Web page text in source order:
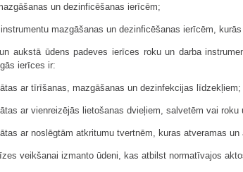
un dezinficēšanas ierīcēm;
mazgāšanas un dezinficēšanas ierīcēm,
aukstā ūdens padeves ierīces roku un darba
ierīces ir:
ar tīrīšanas, mazgāšanas un dezinfekcijas līdzekļiem;
ar vienreizējās lietošanas dvieļiem, salvetēm vai
ar noslēgtām atkritumu tvertnēm, kuras atveramas
veikšanai izmanto ūdeni, kas atbilst normatīvajos